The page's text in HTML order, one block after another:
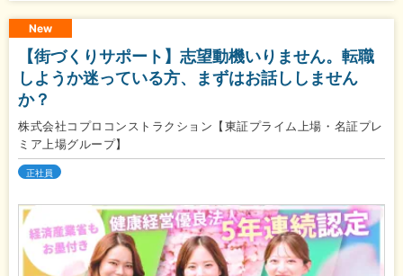
New
【街づくりサポート】志望動機いりません。転職
しようか迷っている方、まずはお話ししません
か？
株式会社コプロコンストラクション【東証プライム上場・名証プレ
ミア上場グループ】
正社員